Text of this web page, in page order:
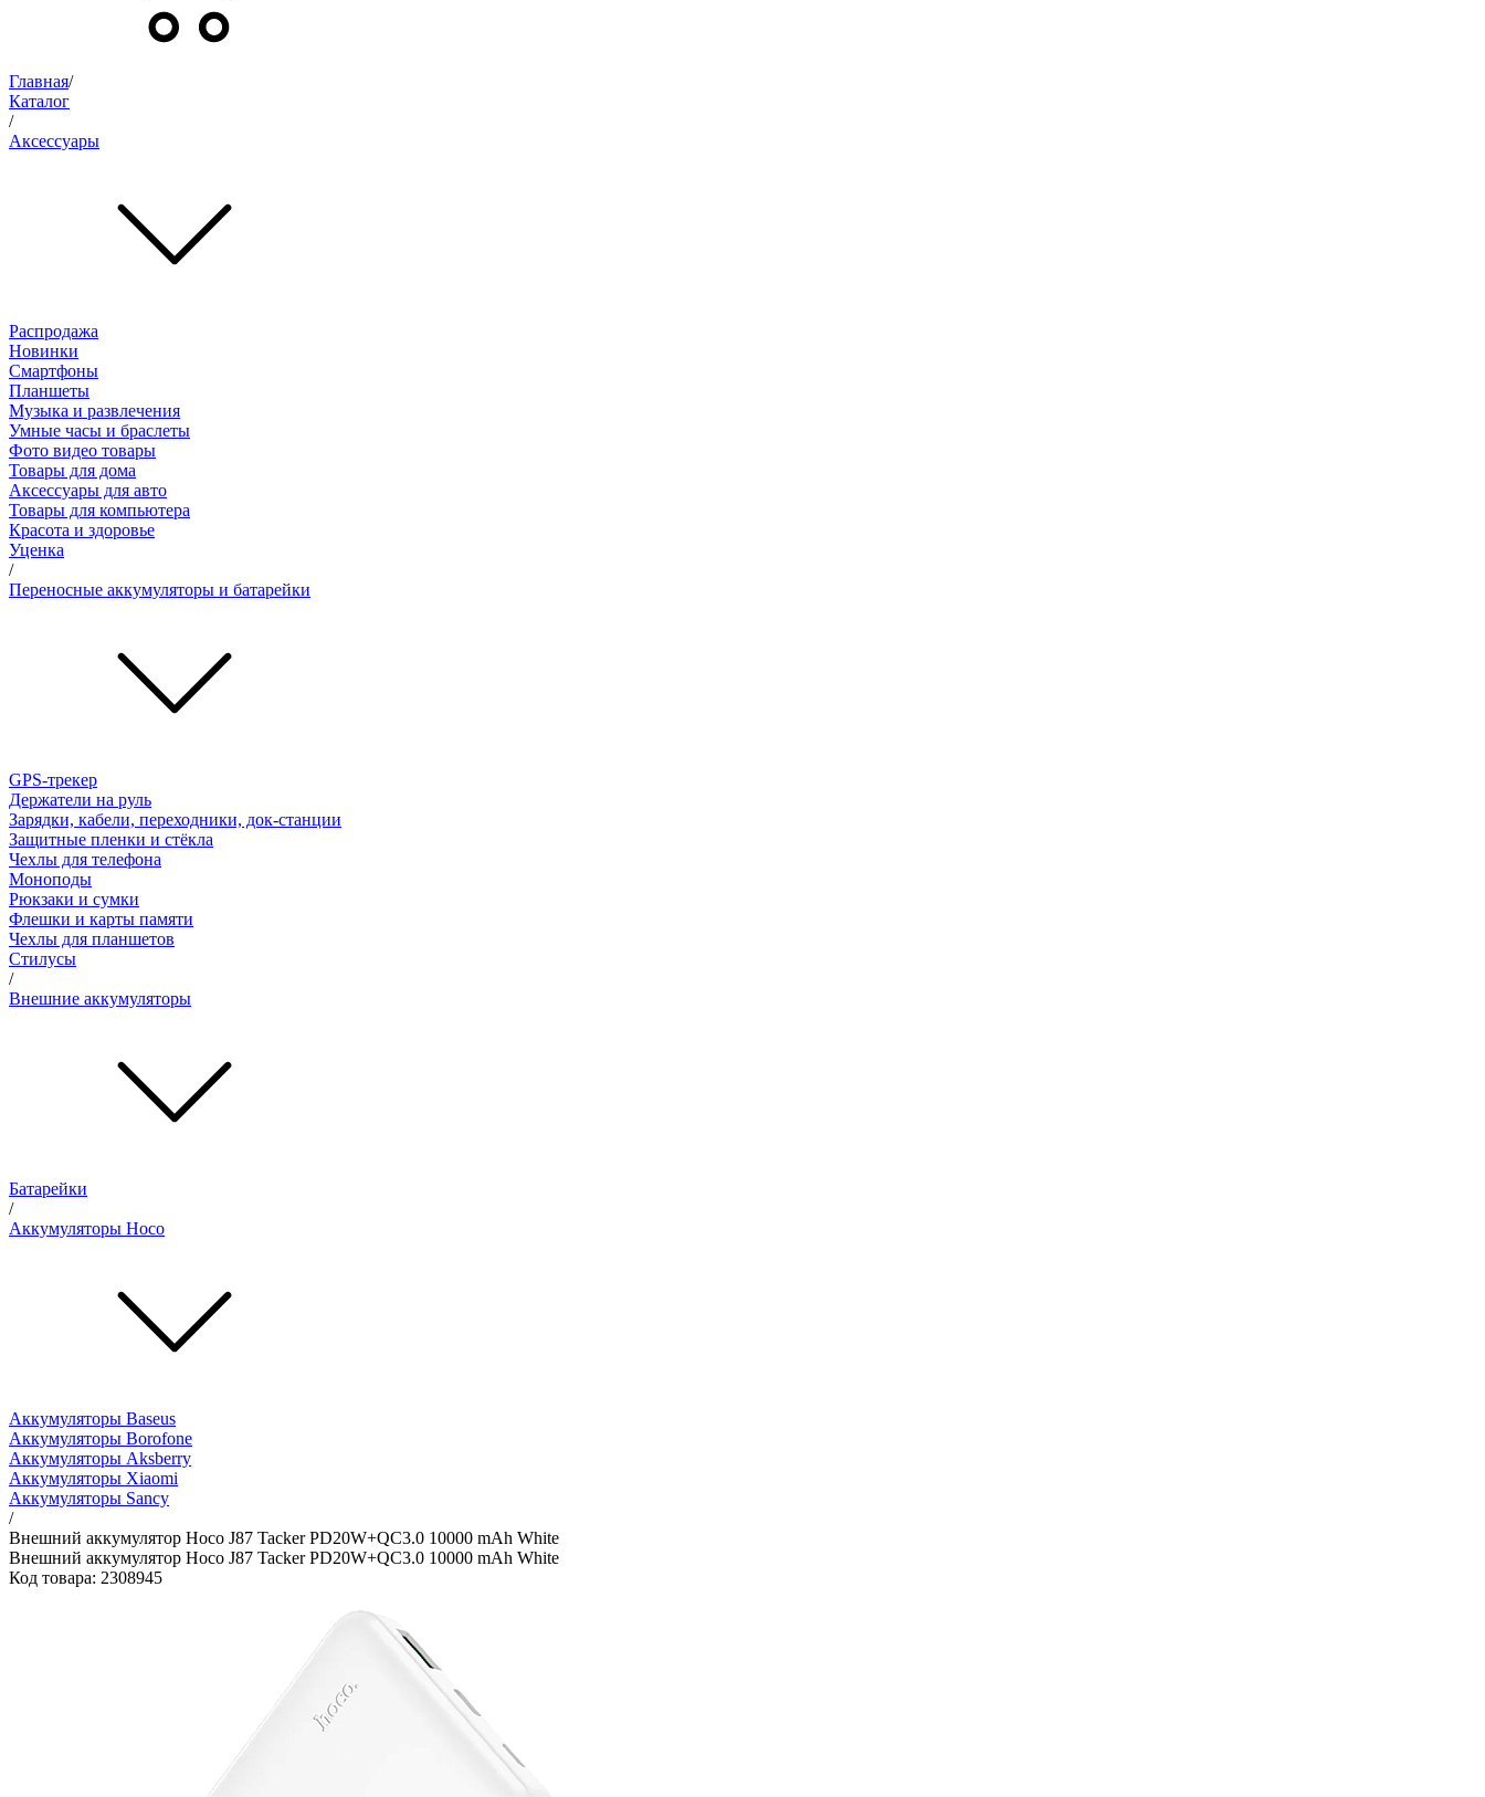
Главная/
Каталог
/
Аксессуары
Распродажа
Новинки
Смартфоны
Планшеты
Музыка и развлечения
Умные часы и браслеты
Фото видео товары
Товары для дома
Аксессуары для авто
Товары для компьютера
Красота и здоровье
Уценка
/
Переносные аккумуляторы и батарейки
GPS-трекер
Держатели на руль
Зарядки, кабели, переходники, док-станции
Защитные пленки и стёкла
Чехлы для телефона
Моноподы
Рюкзаки и сумки
Флешки и карты памяти
Чехлы для планшетов
Стилусы
/
Внешние аккумуляторы
Батарейки
/
Аккумуляторы Hoco
Аккумуляторы Baseus
Аккумуляторы Borofone
Аккумуляторы Aksberry
Аккумуляторы Xiaomi
Аккумуляторы Sancy
/
Внешний аккумулятор Hoco J87 Tacker PD20W+QC3.0 10000 mAh White
Внешний аккумулятор Hoco J87 Tacker PD20W+QC3.0 10000 mAh White
Код товара: 2308945